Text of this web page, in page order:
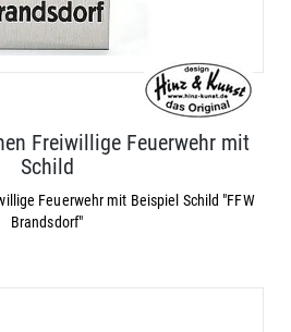
Freiwillige Feuerwehr mit
Schild
Feuerwehr mit Beispiel Schild "FFW
Brandsdorf"